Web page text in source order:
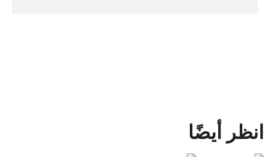
انظر أيضًا